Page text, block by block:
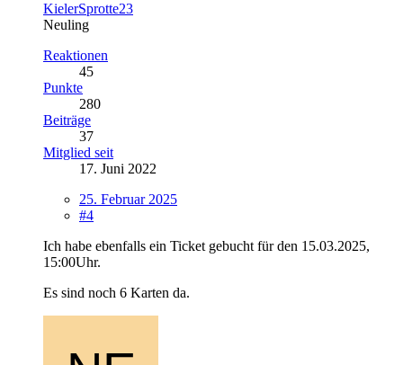
KielerSprotte23
Neuling
Reaktionen
45
Punkte
280
Beiträge
37
Mitglied seit
17. Juni 2022
25. Februar 2025
#4
Ich habe ebenfalls ein Ticket gebucht für den 15.03.2025,
15:00Uhr.
Es sind noch 6 Karten da.